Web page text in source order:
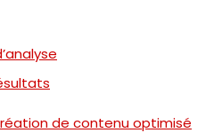
de contenu optimisé